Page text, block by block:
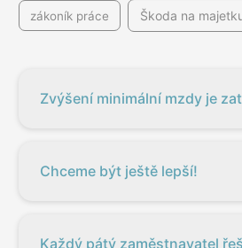
zákoník práce Škoda na
Zvýšení minimální mzdy je
Chceme být ještě lepší!
Každý pátý zaměstnavatel